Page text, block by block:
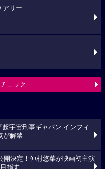
アリー
ェック
超宇宙刑事ギャバン インフィ
が解禁
開決定！仲村悠菜が映画初主演
指す